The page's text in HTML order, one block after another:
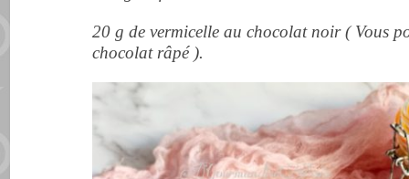
20 g de vermicelle au chocolat noir ( Vous
chocolat râpé ).